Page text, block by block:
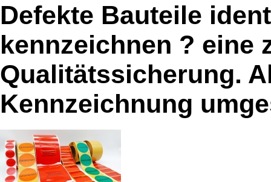
Defekte Bauteile
kennzeichnen ? eine
Qualitätssicherung.
Kennzeichnung